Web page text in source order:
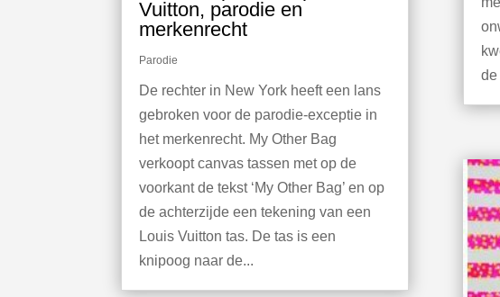
Vuitton, parodie en
merkenrecht
Parodie
De rechter in New York heeft een lans
gebroken voor de parodie-exceptie in
het merkenrecht. My Other Bag
verkoopt canvas tassen met op de
voorkant de tekst ‘My Other Bag’ en op
de achterzijde een tekening van een
Louis Vuitton tas. De tas is een
knipoog naar de...
de